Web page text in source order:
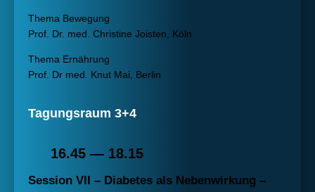
Thema Bewegung
Prof. Dr. med. Christine Joisten, Köln
Thema Ernährung
Prof. Dr med. Knut Mai, Berlin
Tagungsraum 3+4
16.45 — 18.15
Session VII – Diabetes als Nebenwirkung –